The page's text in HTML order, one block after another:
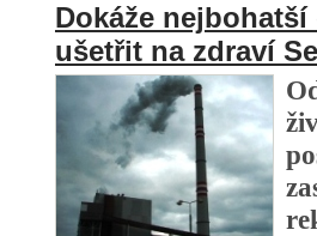
Dokáže
ušetřit na zdraví